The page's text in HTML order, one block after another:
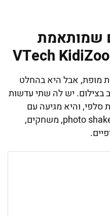
שמותאמת
מופת, אבל היא בהחלט
בצילום. יש לה שתי עדשות
סלפי, והיא מגיעה עם
תכונות מגניבות נוספות, כמו photo shaker, משחקים,